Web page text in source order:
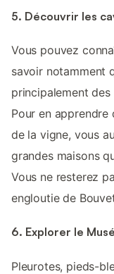
5. Découvrir les
Vous pouvez
savoir notamment
principalement
Pour en
de la vigne, vous
grandes maisons
Vous ne resterez
engloutie de
6. Explorer le
Pleurotes, pieds-